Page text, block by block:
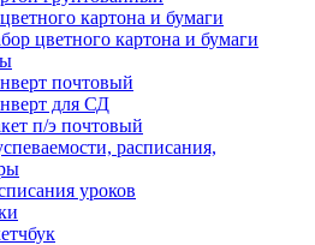
картона и бумаги
цветного картона и бумаги
почтовый
для СД
п/э почтовый
расписания,
уроков